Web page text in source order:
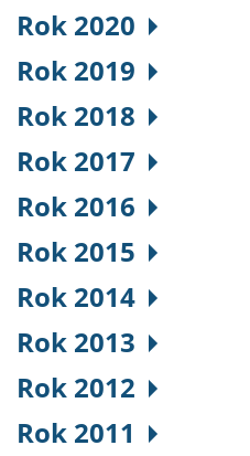
Rok 2020
Rok 2019
Rok 2018
Rok 2017
Rok 2016
Rok 2015
Rok 2014
Rok 2013
Rok 2012
Rok 2011